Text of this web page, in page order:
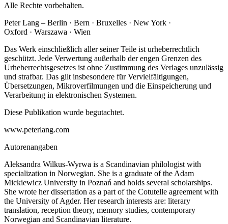
Alle Rechte vorbehalten.
Peter Lang – Berlin · Bern · Bruxelles · New York ·
Oxford · Warszawa · Wien
Das Werk einschließlich aller seiner Teile ist urheberrechtlich
geschützt. Jede Verwertung außerhalb der engen Grenzen des
Urheberrechtsgesetzes ist ohne Zustimmung des Verlages unzulässig
und strafbar. Das gilt insbesondere für Vervielfältigungen,
Übersetzungen, Mikroverfilmungen und die Einspeicherung und
Verarbeitung in elektronischen Systemen.
Diese Publikation wurde begutachtet.
www.peterlang.com
Autorenangaben
Aleksandra Wilkus-Wyrwa is a Scandinavian philologist with
specialization in Norwegian. She is a graduate of the Adam
Mickiewicz University in Poznań and holds several scholarships.
She wrote her dissertation as a part of the Cotutelle agreement with
the University of Agder. Her research interests are: literary
translation, reception theory, memory studies, contemporary
Norwegian and Scandinavian literature.